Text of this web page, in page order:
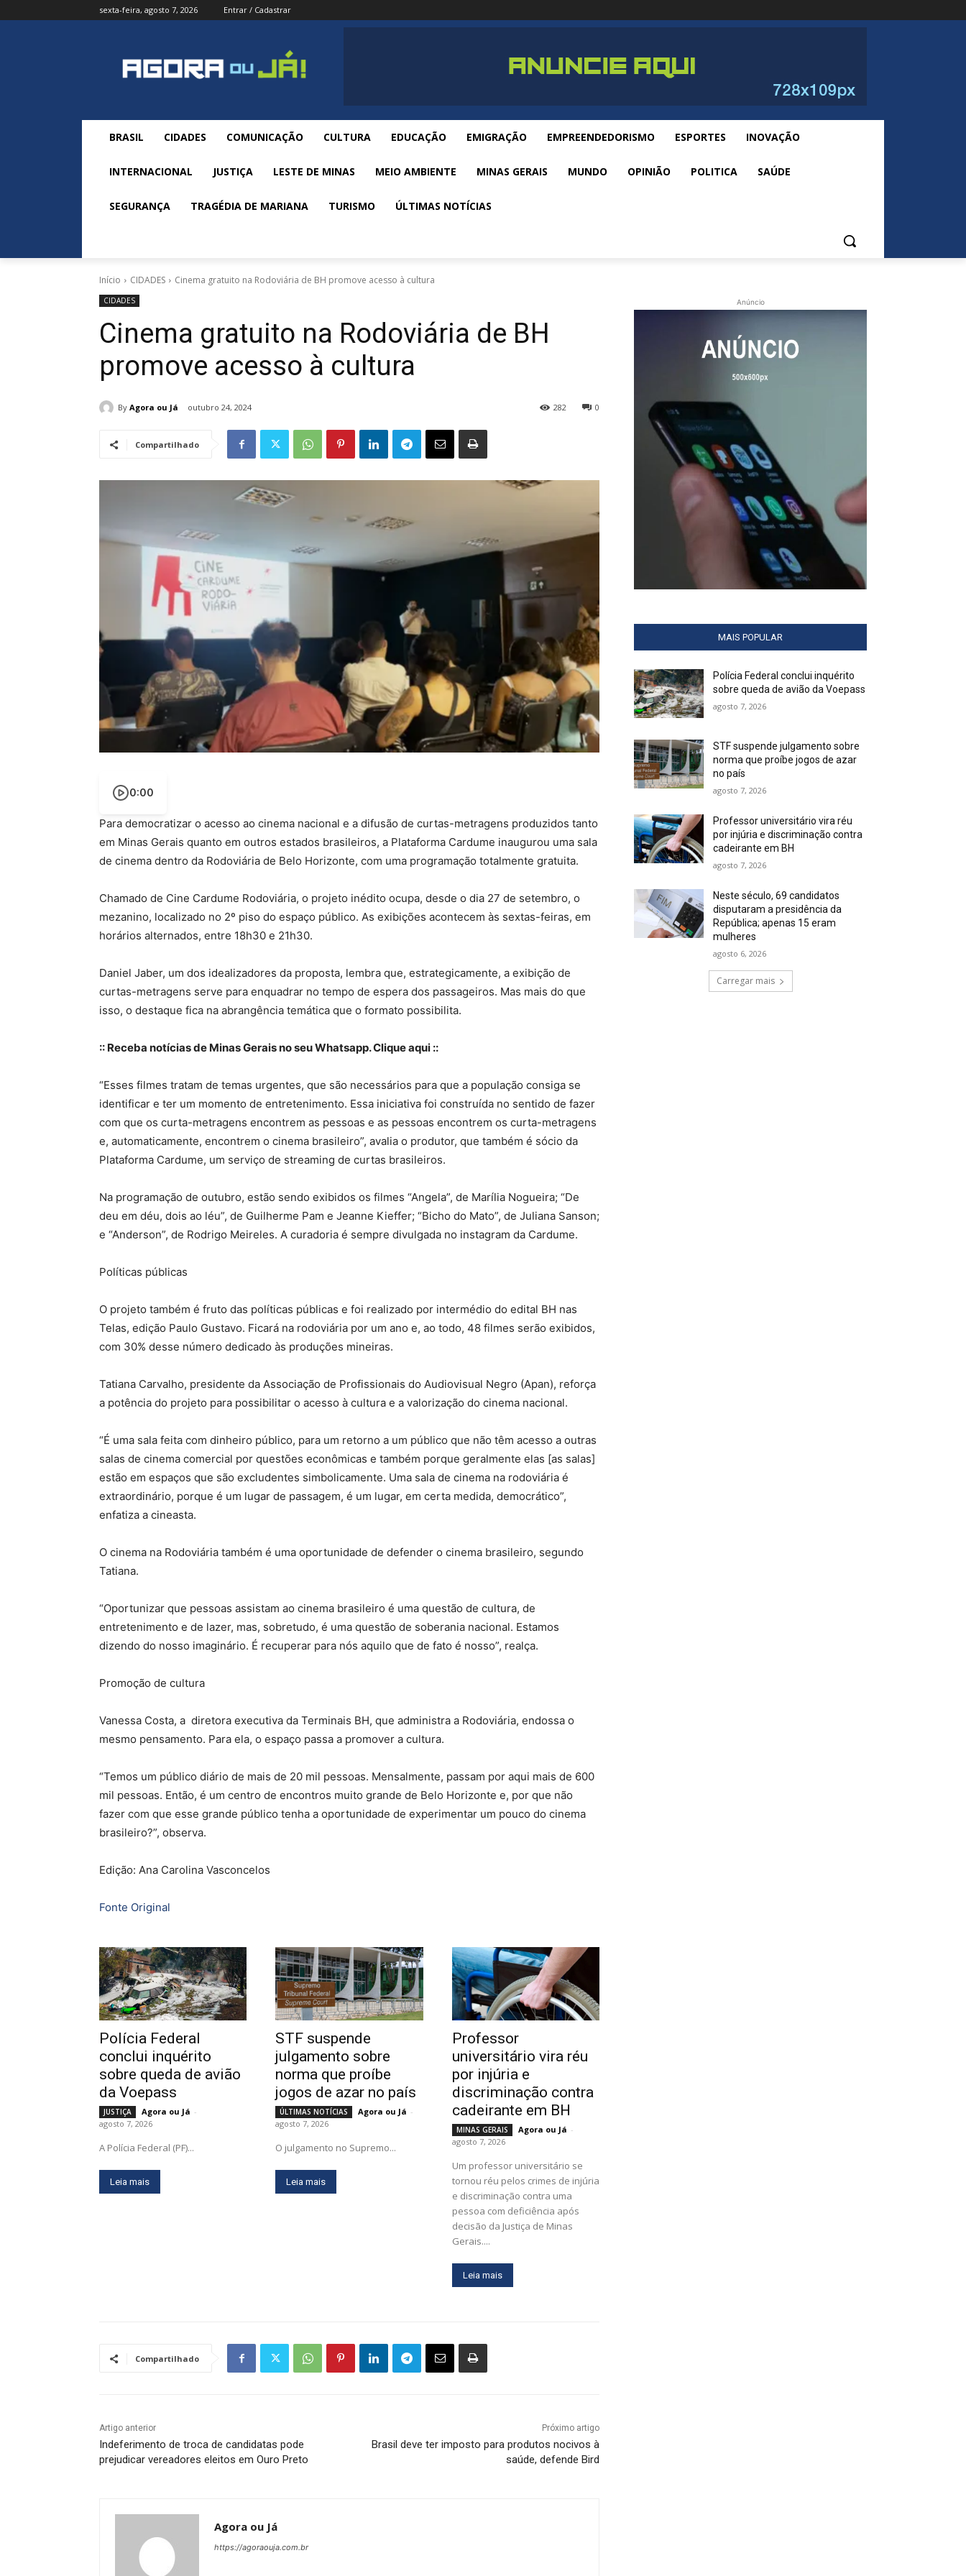
sexta-feira, agosto 7, 2026 Entrar / Cadastrar
BRASIL CIDADES COMUNICAÇÃO CULTURA EDUCAÇÃO EMIGRAÇÃO EMPREENDEDORISMO ESPORTES INOVAÇÃO
INTERNACIONAL JUSTIÇA LESTE DE MINAS MEIO AMBIENTE MINAS GERAIS MUNDO OPINIÃO POLITICA SAÚDE
SEGURANÇA TRAGÉDIA DE MARIANA TURISMO ÚLTIMAS NOTÍCIAS
Início CIDADES Cinema gratuito na Rodoviária de BH promove acesso à cultura
CIDADES
Cinema gratuito na Rodoviária de BH
promove acesso à cultura
By Agora ou Já outubro 24, 2024 0
282
Compartilhado
0:00
Para democratizar o acesso ao cinema nacional e a difusão de curtas-metragens produzidos tanto
em Minas Gerais quanto em outros estados brasileiros, a Plataforma Cardume inaugurou uma sala
de cinema dentro da Rodoviária de Belo Horizonte, com uma programação totalmente gratuita.
Chamado de Cine Cardume Rodoviária, o projeto inédito ocupa, desde o dia 27 de setembro, o
mezanino, localizado no 2º piso do espaço público. As exibições acontecem às sextas-feiras, em
horários alternados, entre 18h30 e 21h30.
Daniel Jaber, um dos idealizadores da proposta, lembra que, estrategicamente, a exibição de
curtas-metragens serve para enquadrar no tempo de espera dos passageiros. Mas mais do que
isso, o destaque fica na abrangência temática que o formato possibilita.
:: Receba notícias de Minas Gerais no seu Whatsapp. Clique aqui ::
“Esses filmes tratam de temas urgentes, que são necessários para que a população consiga se
identificar e ter um momento de entretenimento. Essa iniciativa foi construída no sentido de fazer
com que os curta-metragens encontrem as pessoas e as pessoas encontrem os curta-metragens
e, automaticamente, encontrem o cinema brasileiro”, avalia o produtor, que também é sócio da
Plataforma Cardume, um serviço de streaming de curtas brasileiros.
Na programação de outubro, estão sendo exibidos os filmes “Angela”, de Marília Nogueira; “De
deu em déu, dois ao léu”, de Guilherme Pam e Jeanne Kieffer; “Bicho do Mato”, de Juliana Sanson;
e “Anderson”, de Rodrigo Meireles. A curadoria é sempre divulgada no instagram da Cardume.
Políticas públicas
O projeto também é fruto das políticas públicas e foi realizado por intermédio do edital BH nas
Telas, edição Paulo Gustavo. Ficará na rodoviária por um ano e, ao todo, 48 filmes serão exibidos,
com 30% desse número dedicado às produções mineiras.
Tatiana Carvalho, presidente da Associação de Profissionais do Audiovisual Negro (Apan), reforça
a potência do projeto para possibilitar o acesso à cultura e a valorização do cinema nacional.
“É uma sala feita com dinheiro público, para um retorno a um público que não têm acesso a outras
salas de cinema comercial por questões econômicas e também porque geralmente elas [as salas]
estão em espaços que são excludentes simbolicamente. Uma sala de cinema na rodoviária é
extraordinário, porque é um lugar de passagem, é um lugar, em certa medida, democrático”,
enfatiza a cineasta.
O cinema na Rodoviária também é uma oportunidade de defender o cinema brasileiro, segundo
Tatiana.
“Oportunizar que pessoas assistam ao cinema brasileiro é uma questão de cultura, de
entretenimento e de lazer, mas, sobretudo, é uma questão de soberania nacional. Estamos
dizendo do nosso imaginário. É recuperar para nós aquilo que de fato é nosso”, realça.
Promoção de cultura
Vanessa Costa, a diretora executiva da Terminais BH, que administra a Rodoviária, endossa o
mesmo pensamento. Para ela, o espaço passa a promover a cultura.
“Temos um público diário de mais de 20 mil pessoas. Mensalmente, passam por aqui mais de 600
mil pessoas. Então, é um centro de encontros muito grande de Belo Horizonte e, por que não
fazer com que esse grande público tenha a oportunidade de experimentar um pouco do cinema
brasileiro?”, observa.
Edição: Ana Carolina Vasconcelos
Fonte Original
Polícia Federal
conclui inquérito
sobre queda de avião
da Voepass
JUSTIÇA Agora ou Já -
agosto 7, 2026
A Polícia Federal (PF)...
Leia mais
STF suspende
julgamento sobre
norma que proíbe
jogos de azar no país
ÚLTIMAS NOTÍCIAS Agora ou Já -
agosto 7, 2026
O julgamento no Supremo...
Leia mais
Professor
universitário vira réu
por injúria e
discriminação contra
cadeirante em BH
MINAS GERAIS Agora ou Já -
agosto 7, 2026
Um professor universitário se
tornou réu pelos crimes de injúria
e discriminação contra uma
pessoa com deficiência após
decisão da Justiça de Minas
Gerais....
Leia mais
Compartilhado
Artigo anterior
Indeferimento de troca de candidatas pode
prejudicar vereadores eleitos em Ouro Preto
Próximo artigo
Brasil deve ter imposto para produtos nocivos à
saúde, defende Bird
Agora ou Já
https://agoraouja.com.br
Anúncio
MAIS POPULAR
Polícia Federal conclui inquérito
sobre queda de avião da Voepass
agosto 7, 2026
STF suspende julgamento sobre
norma que proíbe jogos de azar
no país
agosto 7, 2026
Professor universitário vira réu
por injúria e discriminação contra
cadeirante em BH
agosto 7, 2026
Neste século, 69 candidatos
disputaram a presidência da
República; apenas 15 eram
mulheres
agosto 6, 2026
Carregar mais